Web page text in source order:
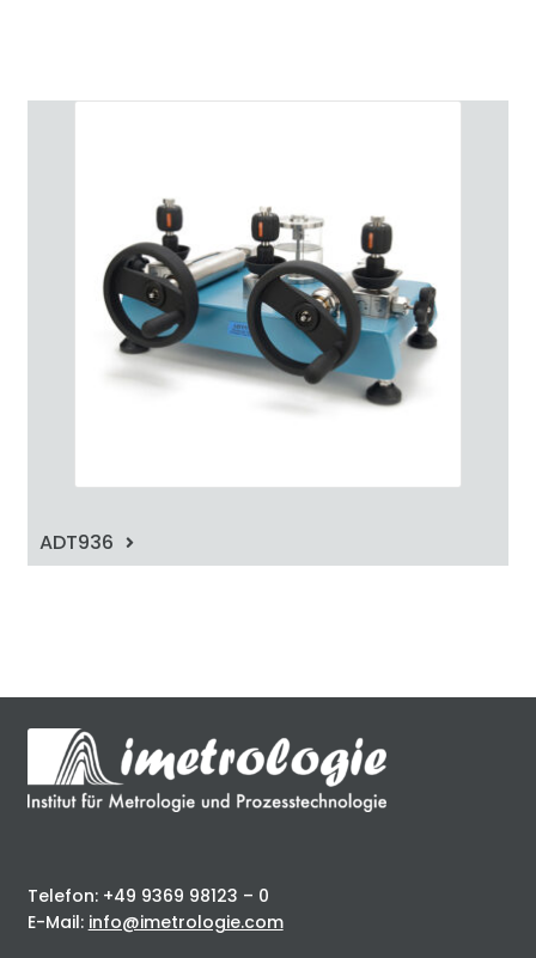
ADT936
Telefon: +49 9369 98123 – 0
E-Mail: info@imetrologie.com